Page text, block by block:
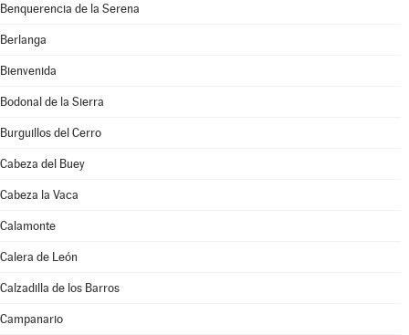
Benquerencia de la Serena
Berlanga
Bienvenida
Bodonal de la Sierra
Burguillos del Cerro
Cabeza del Buey
Cabeza la Vaca
Calamonte
Calera de León
Calzadilla de los Barros
Campanario